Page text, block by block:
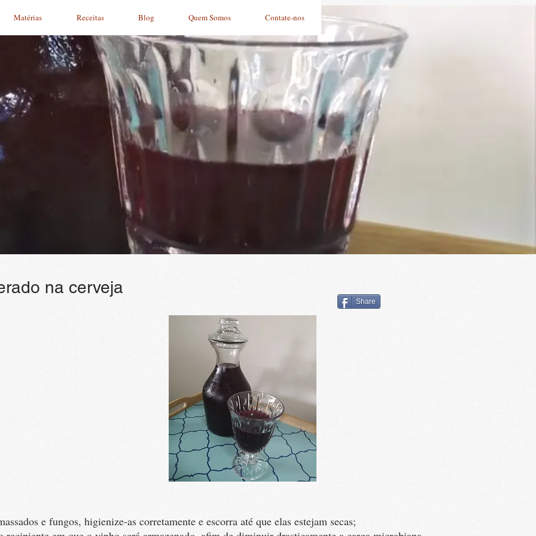
Matérias Receitas Blog Quem Somos Contate-nos
na cerveja
Share
e fungos, higienize-as corretamente e escorra até que elas estejam secas;